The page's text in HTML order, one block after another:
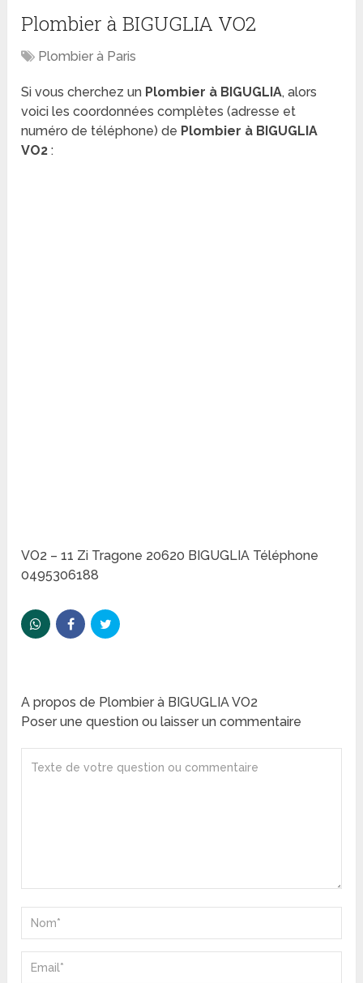
Plombier à BIGUGLIA VO2
Plombier à Paris
Si vous cherchez un Plombier à BIGUGLIA, alors
voici les coordonnées complètes (adresse et
numéro de téléphone) de Plombier à BIGUGLIA
VO2:
VO2 – 11 Zi Tragone 20620 BIGUGLIA Téléphone
0495306188
A propos de Plombier à BIGUGLIA VO2
Poser une question ou laisser un commentaire